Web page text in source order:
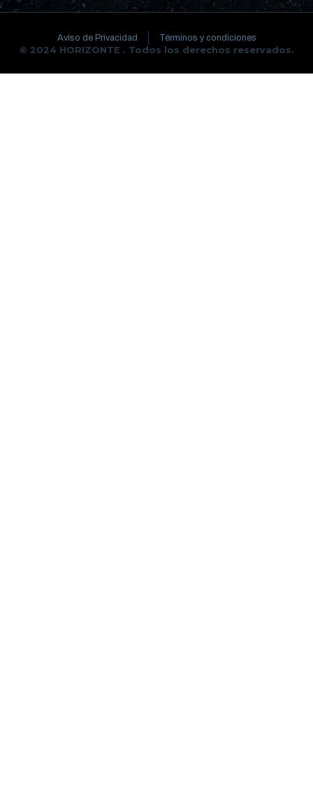
Aviso de Privacidad Términos y condiciones
© 2024 HORIZONTE . Todos los derechos reservados.